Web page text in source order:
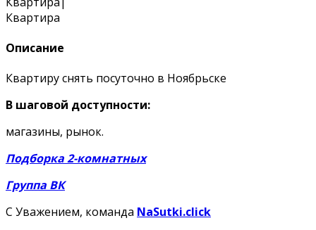
Квартира
Описание
Квартиру снять посуточно в Ноябрьске
В шаговой доступности:
магазины, рынок.
Подборка 2-комнатных
Группа ВК
С Уважением, команда NaSutki.click